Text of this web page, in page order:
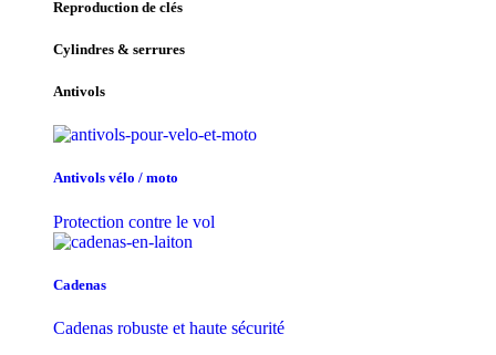
Reproduction de clés
Cylindres & serrures
Antivols
Antivols vélo / moto
Protection contre le vol
Cadenas
Cadenas robuste et haute sécurité